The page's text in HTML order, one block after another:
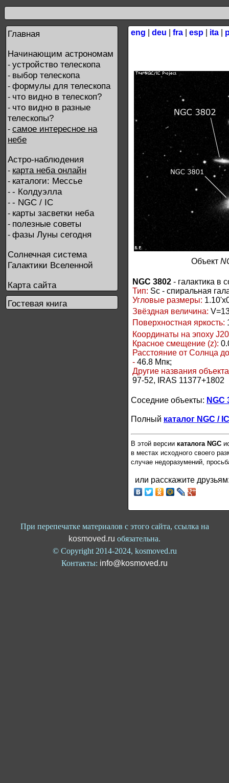
Главная
Начинающим астрономам
- устройство телескопа
- выбор телескопа
- формулы для телескопа
- что видно в телескоп?
- что видно в разные
телескопы?
- самое интересное на
небе
Астро-наблюдения
- карта неба онлайн
- каталоги: Мессье
- - Колдуэлла
- - NGC / IC
- карты засветки неба
- полезные советы
- фазы Луны сегодня
Солнечная система
Галактики Вселенной
Карта сайта
Гостевая книга
eng deu fra esp ita
Объект
NGC 3802 - галактика в
Тип: Sc - спиральная
Угловые размеры:
Звёздная величина:
Поверхностная яркость:
Координаты на эпоху
Красное смещение (z):
Расстояние от Солнца
- 46.8 Мпк;
Другие названия
97-52, IRAS 11377+1802
Соседние объекты: NGC
Полный каталог NGC / IC
В этой версии каталога NGC
в местах исходного своего
случае недоразумений,
или расскажите
При перепечатке материалов с этого сайта, ссылка на
kosmoved.ru обязательна.
© Copyright 2014-2024, kosmoved.ru
Контакты: info@kosmoved.ru